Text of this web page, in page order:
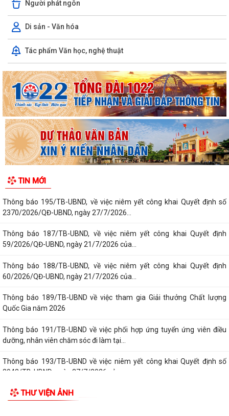
Người phát ngôn
Di sản - Văn hóa
Tác phẩm Văn học, nghệ thuật
TIN MỚI
Thông báo 195/TB-UBND, về việc niêm yết công khai Quyết định số
2370/2026/QĐ-UBND, ngày 27/7/2026...
Thông báo 187/TB-UBND, về việc niêm yết công khai Quyết định
59/2026/QĐ-UBND, ngày 21/7/2026 của...
Thông báo 188/TB-UBND, về việc niêm yết công khai Quyết định
60/2026/QĐ-UBND, ngày 21/7/2026 của...
Thông báo 189/TB-UBND về việc tham gia Giải thưởng Chất lượng
Quốc Gia năm 2026
Thông báo 191/TB-UBND về việc phối hợp ứng tuyển ứng viên điều
dưỡng, nhân viên chăm sóc đi làm tại...
Thông báo 193/TB-UBND về việc niêm yết công khai Quyết định số
2943/TB-UBND, ngày 27/7/2026 của...
THƯ VIỆN ẢNH